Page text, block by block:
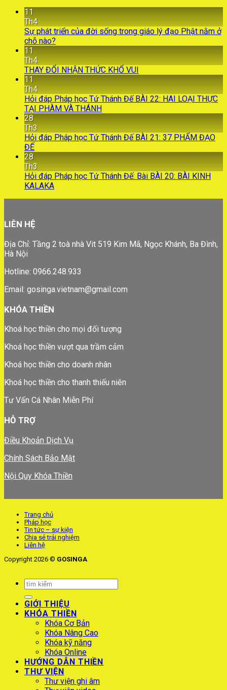
11
Th4
Sự phát triển của đời sống trong giáo lý đạo Phật nằm ở
chỗ nào?
11
Th4
THAY ĐỔI NHẬN THỨC KHỔ VUI
11
Th4
Hỏi đáp Pháp học Tứ Thánh Đế BÀI 22: HAI LOẠI THỰC
TẠI PHÀM VÀ THÁNH
28
Th3
Hỏi đáp Pháp học Tứ Thánh Đế BÀI 21: 37 PHẨM ĐẠO
ĐẾ
28
Th3
Hỏi đáp Pháp học Tứ Thánh Đế: Bài BÀI 20: BÀI KINH
KALAKA
LIÊN HỆ
Địa Chỉ: Tầng 2 toà nhà Vit 519 Kim Mã, Ngọc Khánh, Ba Đình,
Hà Nội
Hotline: 0966.248.933
Email: gosinga.vietnam@gmail.com
KHÓA THIỀN
Khoá học thiền cho mọi đối tượng
Khoá học thiền vượt qua trầm cảm
Khoá học thiền cho doanh nhân
Khoá học thiền cho thanh thiếu niên
Tư Vấn Cá Nhân Miễn Phí
HỖ TRỢ
Điều Khoản Dịch Vụ
Chính Sách Bảo Mật
Nội Quy Khóa Thiền
Trang chủ
Pháp học
Tin tức – sự kiện
Chia sẻ trải nghiệm
Liên hệ
Copyright 2026 © GOSINGA
GIỚI THIỆU
KHÓA THIỀN
Khóa Cơ Bản
Khóa Nâng Cao
Khóa kỹ năng
Khóa Online
HƯỚNG DẪN THIỀN
THƯ VIỆN
Thư viện ghi âm